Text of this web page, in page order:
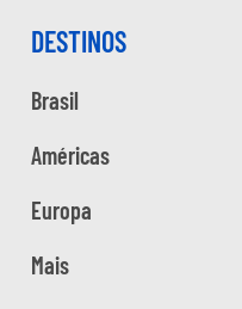
DESTINOS
Brasil
Américas
Europa
Mais